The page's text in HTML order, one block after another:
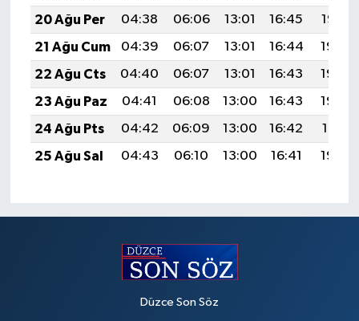
20 Ağu Per
04:38 06:06 13:01 16:45
19:47
21 Ağu Cum
04:39 06:07 13:01 16:44
19:45
22 Ağu Cts
04:40 06:07 13:01 16:43
19:44
23 Ağu Paz
04:41 06:08 13:00 16:43
19:43
24 Ağu Pts
04:42 06:09 13:00 16:42
19:41
25 Ağu Sal
04:43 06:10 13:00 16:41 19:40
Düzce Son Söz